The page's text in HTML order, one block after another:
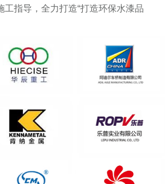
指导，全力打造“打造环保水漆品